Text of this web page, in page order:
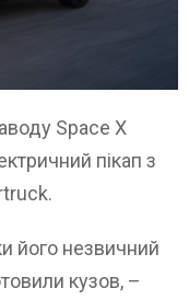
Space X
пікап з
його незвичний
кузов, –